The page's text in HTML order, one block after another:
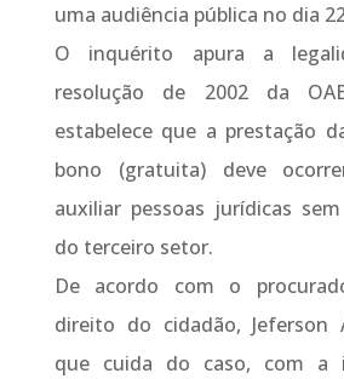
uma audiência pública no dia
O inquérito apura a
resolução de 2002 da
estabelece que a prestação
bono (gratuita) deve
auxiliar pessoas jurídicas
do terceiro setor.
De acordo com o
direito do cidadão, Jeferson
que cuida do caso, com a